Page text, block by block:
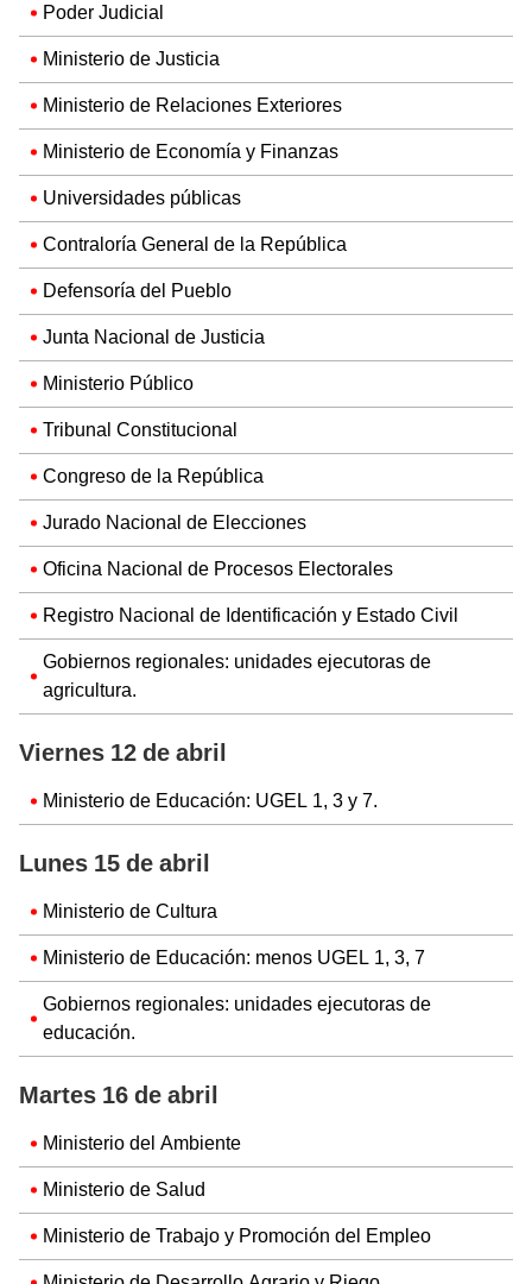
Poder Judicial
Ministerio de Justicia
Ministerio de Relaciones Exteriores
Ministerio de Economía y Finanzas
Universidades públicas
Contraloría General de la República
Defensoría del Pueblo
Junta Nacional de Justicia
Ministerio Público
Tribunal Constitucional
Congreso de la República
Jurado Nacional de Elecciones
Oficina Nacional de Procesos Electorales
Registro Nacional de Identificación y Estado Civil
Gobiernos regionales: unidades ejecutoras de
agricultura.
Viernes 12 de abril
Ministerio de Educación: UGEL 1, 3 y 7.
Lunes 15 de abril
Ministerio de Cultura
Ministerio de Educación: menos UGEL 1, 3, 7
Gobiernos regionales: unidades ejecutoras de
educación.
Martes 16 de abril
Ministerio del Ambiente
Ministerio de Salud
Ministerio de Trabajo y Promoción del Empleo